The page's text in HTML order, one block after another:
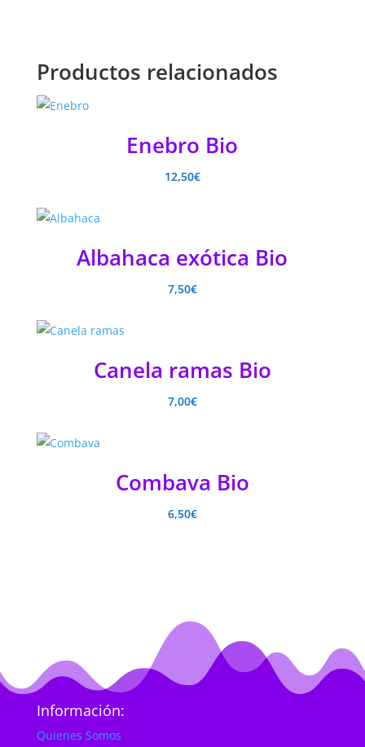
Productos relacionados
Enebro Bio
12,50€
Albahaca exótica Bio
7,50€
Canela ramas Bio
7,00€
Combava Bio
6,50€
Información:
Quienes Somos